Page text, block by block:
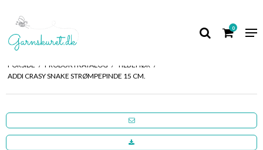
0
FORSIDE / PRODUKTKATALOG / TILBEHØR /
ADDI CRASY SNAKE STRØMPEPINDE 15 CM.